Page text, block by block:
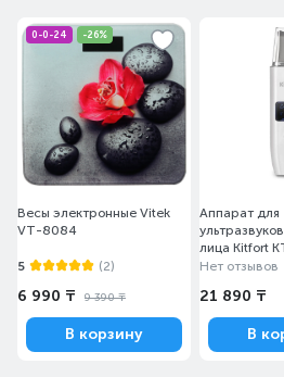
0-0-24 -26%
Весы электронные Vitek
VT-8084
5 (2)
6 990 ₸ 9 390 ₸
В корзину
Аппарат для
лица Kitfort
Нет отзывов
21 890 ₸
В